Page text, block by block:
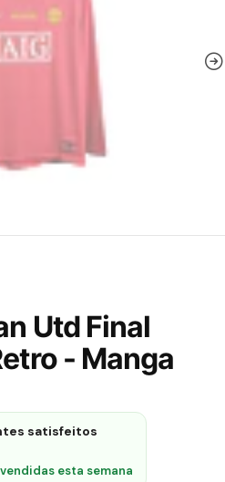
Utd Final
- Manga
satisfeitos
esta semana